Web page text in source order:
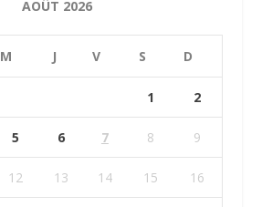
AOÛT 2026
M J V S D
1 2
5 6 7 8 9
12 13 14 15 16